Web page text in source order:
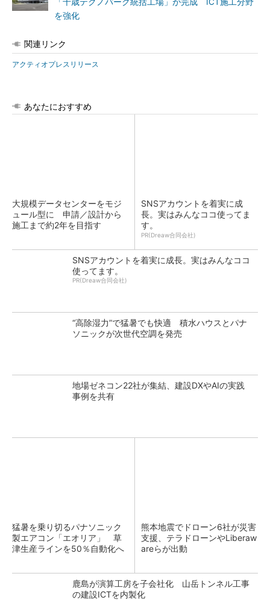
を強化
関連リンク
アクティオプレスリリース
あなたにおすすめ
大規模データセンターをモジ
ュール型に 申請／設計から
施工まで約2年を目指す
SNSアカウントを着実に成
長。実はみんなココ使ってま
す。
PR(Dreaw合同会社)
SNSアカウントを着実に成長。実はみんなココ
使ってます。
PR(Dreaw合同会社)
“高除湿力”で猛暑でも快適 積水ハウスとパナ
ソニックが次世代空調を発売
地場ゼネコン22社が集結、建設DXやAIの実践
事例を共有
猛暑を乗り切るパナソニック
製エアコン「エオリア」 草
津生産ラインを50％自動化へ
熊本地震でドローン6社が災害
支援、テラドローンやLiberaw
areらが出動
鹿島が演算工房を子会社化 山岳トンネル工事
の建設ICTを内製化